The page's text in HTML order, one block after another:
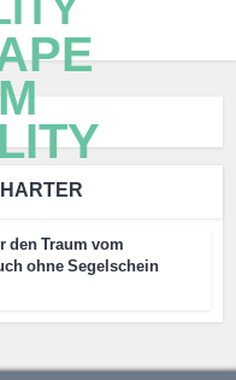
den Traum vom
ohne Segelschein